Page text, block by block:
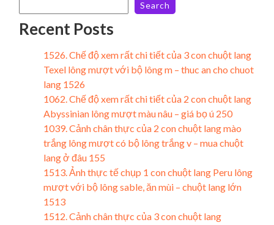
Search
Recent Posts
1526. Chế độ xem rất chi tiết của 3 con chuột lang
Texel lông mượt với bộ lông m – thuc an cho chuot
lang 1526
1062. Chế độ xem rất chi tiết của 2 con chuột lang
Abyssinian lông mượt màu nâu – giá bọ ú 250
1039. Cảnh chân thực của 2 con chuột lang mào
trắng lông mượt có bộ lông trắng v – mua chuột
lang ở đâu 155
1513. Ảnh thực tế chụp 1 con chuột lang Peru lông
mượt với bộ lông sable, ăn mùi – chuột lang lớn
1513
1512. Cảnh chân thực của 3 con chuột lang